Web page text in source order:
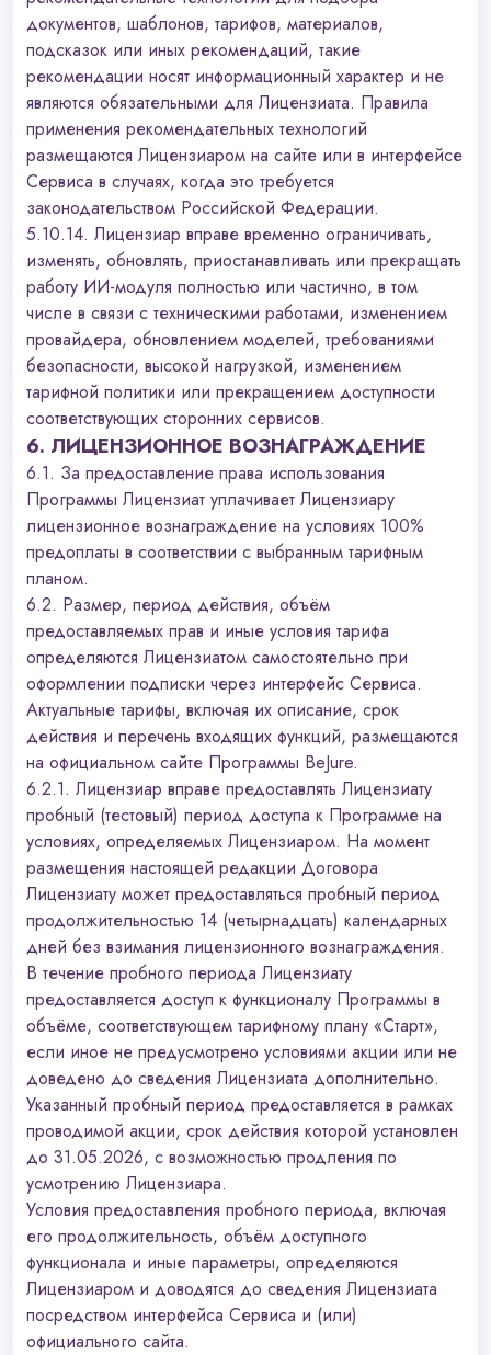
документов, шаблонов, тарифов, материалов,
подсказок или иных рекомендаций, такие
рекомендации носят информационный характер и не
являются обязательными для Лицензиата. Правила
применения рекомендательных технологий
размещаются Лицензиаром на сайте или в интерфейсе
Сервиса в случаях, когда это требуется
законодательством Российской Федерации.
5.10.14. Лицензиар вправе временно ограничивать,
изменять, обновлять, приостанавливать или прекращать
работу ИИ-модуля полностью или частично, в том
числе в связи с техническими работами, изменением
провайдера, обновлением моделей, требованиями
безопасности, высокой нагрузкой, изменением
тарифной политики или прекращением доступности
соответствующих сторонних сервисов.
6. ЛИЦЕНЗИОННОЕ ВОЗНАГРАЖДЕНИЕ
6.1. За предоставление права использования
Программы Лицензиат уплачивает Лицензиару
лицензионное вознаграждение на условиях 100%
предоплаты в соответствии с выбранным тарифным
планом.
6.2. Размер, период действия, объём
предоставляемых прав и иные условия тарифа
определяются Лицензиатом самостоятельно при
оформлении подписки через интерфейс Сервиса.
Актуальные тарифы, включая их описание, срок
действия и перечень входящих функций, размещаются
на официальном сайте Программы BeJure.
6.2.1. Лицензиар вправе предоставлять Лицензиату
пробный (тестовый) период доступа к Программе на
условиях, определяемых Лицензиаром. На момент
размещения настоящей редакции Договора
Лицензиату может предоставляться пробный период
продолжительностью 14 (четырнадцать) календарных
дней без взимания лицензионного вознаграждения.
В течение пробного периода Лицензиату
предоставляется доступ к функционалу Программы в
объёме, соответствующем тарифному плану «Старт»,
если иное не предусмотрено условиями акции или не
доведено до сведения Лицензиата дополнительно.
Указанный пробный период предоставляется в рамках
проводимой акции, срок действия которой установлен
до 31.05.2026, с возможностью продления по
усмотрению Лицензиара.
Условия предоставления пробного периода, включая
его продолжительность, объём доступного
функционала и иные параметры, определяются
Лицензиаром и доводятся до сведения Лицензиата
посредством интерфейса Сервиса и (или)
официального сайта.